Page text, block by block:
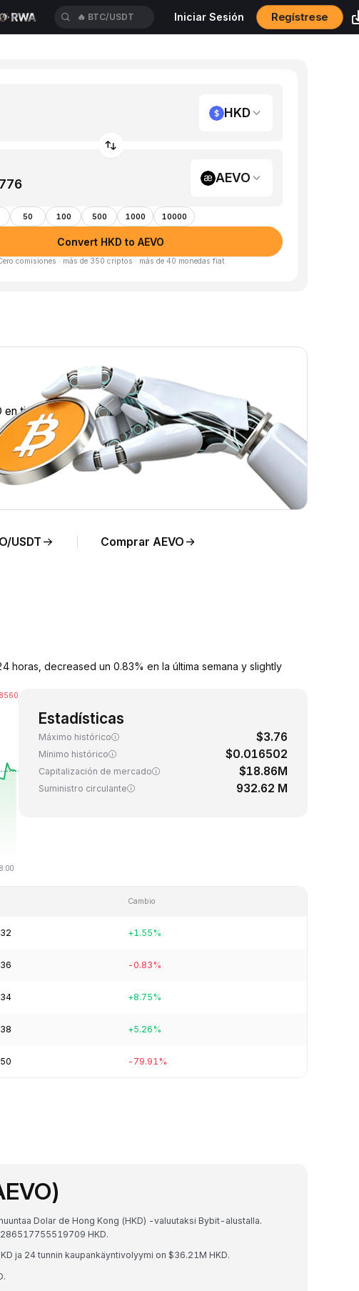
🔥 BTC/USDT Iniciar Sesión Regístrese
HKD
AEVO
50 100 500 1000 10000
Convert HKD to AEVO
comisiones · más de 350 criptos · más de 40 monedas fiat
en tiempo
USDT Comprar AEVO
horas, decreased un 0.83% en la última semana y slightly
Estadísticas
Máximo histórico $3.76
Mínimo histórico $0.016502
Capitalización de mercado $18.86M
Suministro circulante 932.62 M
Cambio
+1.55%
-0.83%
+8.75%
+5.26%
-79.91%
Dolar de Hong Kong (HKD) -valuutaksi Bybit-alustalla.
HKD.
ja 24 tunnin kaupankäyntivolyymi on $36.21M HKD.